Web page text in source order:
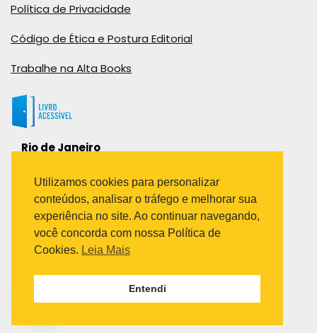
Política de Privacidade
Código de Ética e Postura Editorial
Trabalhe na Alta Books
Rio de Janeiro
Bairro Industrial do Jacaré
Rio de Janeiro – RJ – CEP: 20970-031
Telefone:
(21) 3278-8069
(21) 3995-7512
Avenida Paulista 1636 / sala 1407
Utilizamos cookies para personalizar
conteúdos, analisar o tráfego e melhorar sua
experiência no site. Ao continuar navegando,
você concorda com nossa Política de
Cookies. Leia Mais
Entendi